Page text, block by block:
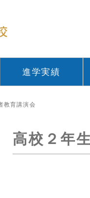
進学実績
育講演会
高校２年